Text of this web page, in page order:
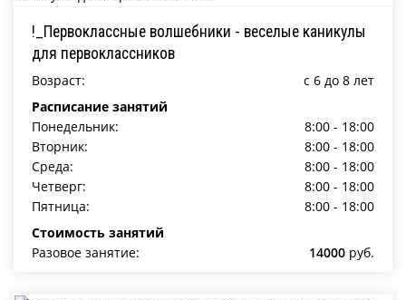
!_Первоклассные волшебники - веселые каникулы
для первоклассников
Возраст:
c 6 до 8 лет
Расписание занятий
Понедельник:
8:00 - 18:00
Вторник:
8:00 - 18:00
Среда:
8:00 - 18:00
Четверг:
8:00 - 18:00
Пятница:
8:00 - 18:00
Стоимость занятий
Разовое занятие:
14000 руб.